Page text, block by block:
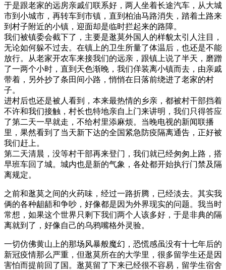
于是跟老家的远房亲戚们联系好，两人坐着长途汽车，从大城
市到小城市，再转车到市镇，直到柏油马路消失，踏着土路来
到村子附近的小镇，迎面却是临时拦起来的路障。
我们被镇委会截下了，主要是逖莫外国人的样貌太引人注目，
无论如何躲不过去。在镇上的卫生所量了体温后，也还是不能
放行。从老家开农车来接我们的远亲，跟镇上说了半天，磨蹭
了一两个小时，直到天色渐晚，我们佯装离小镇而去，由亲戚
带着，另外抄了条田间小路，悄悄在日落前绕进了老家的村
子。
进村后也还是被人看到，本来最热情的乡亲，都被村干部挡着
不许和我们接触，村长也特地亲自上门来讲明，我们只得答应
了第二天一早就走，不给村里添麻烦。当晚电视的新闻联播
里，果然看到了当天新下达的全国紧急防疫隔离通告，正好被
我们赶上。
第二天清晨，没等村干部再来登门，我们就已经匆匆上路，搭
早班车回了城。城内也是新的气象，各处都开始执行门禁及隔
离规定。
之前和逖莫之间的火药味，经过一路折腾，已经淡去。其实我
俩的各种龃龉和争吵，好像都是因为外界现实的问题。我当时
常想，如果这个世界只剩下我们两个人该多好，于是非典的隔
离就到了，好像自己的乌鸦嘴格外灵验。
一切仿佛黄山上的那场风暴般魔幻，恐慌感虽没有十七年后的
新冠疫情那么严重，但逖莫所在的大学里，很多留学生还是因
害怕而提前回了国。逖莫留了下来已经很不容易，留学生宿舍